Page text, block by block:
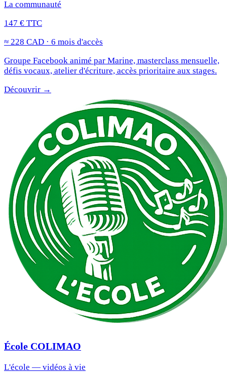
La communauté
147 € TTC
≈ 228 CAD · 6 mois d'accès
Groupe Facebook animé par Marine, masterclass mensuelle,
défis vocaux, atelier d'écriture, accès prioritaire aux stages.
Découvrir →
École COLIMAO
L'école — vidéos à vie